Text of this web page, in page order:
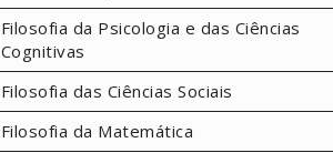
Filosofia da Psicologia e das Ciências
Cognitivas
Filosofia das Ciências Sociais
Filosofia da Matemática